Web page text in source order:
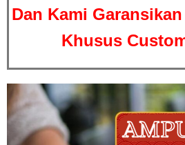
Dan Kami
Khusus